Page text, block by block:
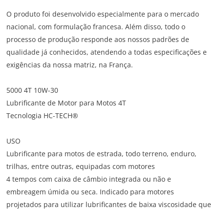
O produto foi desenvolvido especialmente para o mercado
nacional, com formulação francesa. Além disso, todo o
processo de produção responde aos nossos padrões de
qualidade já conhecidos, atendendo a todas especificações e
exigências da nossa matriz, na França.
5000 4T 10W-30
Lubrificante de Motor para Motos 4T
Tecnologia HC-TECH®
USO
Lubrificante para motos de estrada, todo terreno, enduro,
trilhas, entre outras, equipadas com motores
4 tempos com caixa de câmbio integrada ou não e
embreagem úmida ou seca. Indicado para motores
projetados para utilizar lubrificantes de baixa viscosidade que